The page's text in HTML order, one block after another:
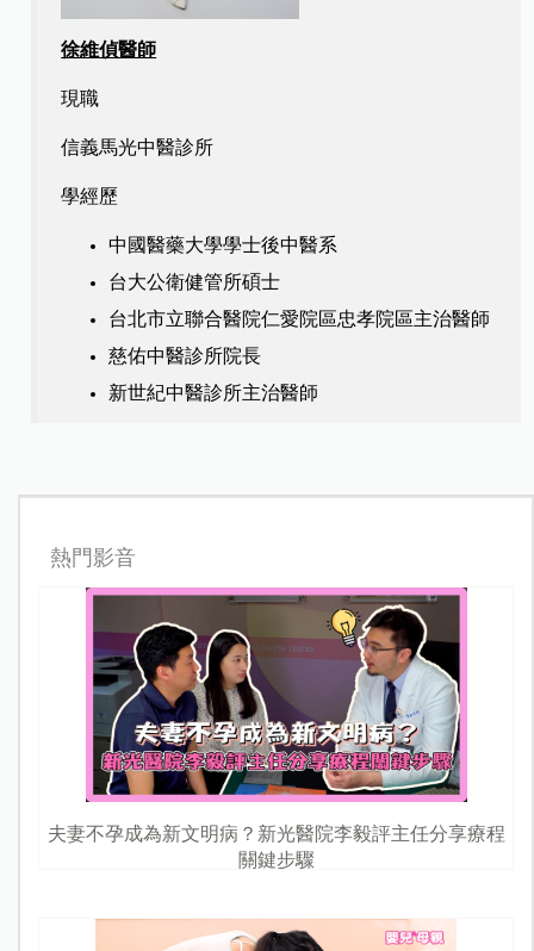
徐維偵醫師
現職
信義馬光中醫診所
學經歷
中國醫藥大學學士後中醫系
台大公衛健管所碩士
台北市立聯合醫院仁愛院區忠孝院區主治醫師
慈佑中醫診所院長
新世紀中醫診所主治醫師
熱門影音
夫妻不孕成為新文明病？新光醫院李毅評主任分享療程
關鍵步驟